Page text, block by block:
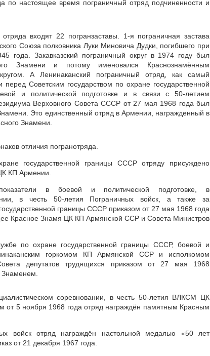
по настоящее время пограничный отряд подчиненности и
входят 22 погранзаставы. 1-я пограничная застава
Союза полковника Луки Миновича Дудки, погибшего при
года. Закавказский пограничный округ в 1974 году был
Знамени и потому именовался Краснознамённым
А Ленинаканский пограничный отряд, как самый
перед Советским государством по охране государственной
и политической подготовке и в связи с 50-летием
Верховного Совета СССР от 27 мая 1968 года был
Это единственный отряд в Армении, награжденный в
Знамени.
отличия погранотряда.
государственной границы СССР отряду присуждено
КП Армении.
в боевой и политической подготовке, в
в честь 50-летия Пограничных войск, а также за
границы СССР приказом от 27 мая 1968 года
Красное Знамя ЦК КП Армянской ССР и Совета Министров
по охране государственной границы СССР, боевой и
горкомом КП Армянской ССР и исполкомом
Совета депутатов трудящихся приказом от 27 мая 1968
соревновании, в честь 50-летия ВЛКСМ ЦК
5 ноября 1968 года отряд награждён памятным Красным
войск отряд награждён настольной медалью «50 лет
от 21 декабря 1967 года.